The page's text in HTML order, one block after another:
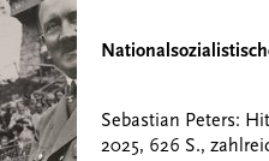
Sebastian Peters:
2025, 626 S.,